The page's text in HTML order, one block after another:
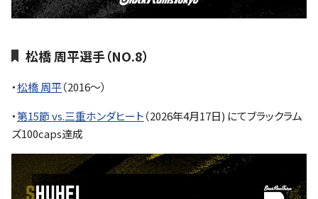
松橋 周平選手（NO.8）
・松橋 周平（2016～）
・第15節 vs.三重ホンダヒート（2026年4月17日) にてブラックラム
ズ100caps達成